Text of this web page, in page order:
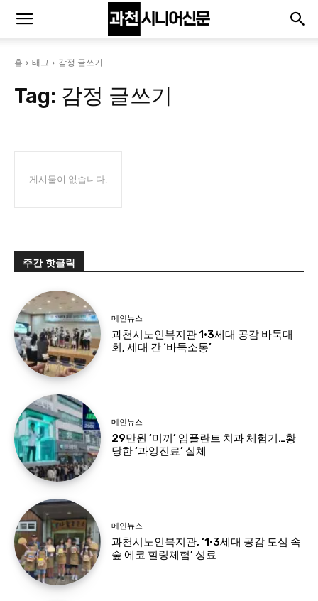
홈 태그 감정 글쓰기
Tag: 감정 글쓰기
게시물이 없습니다.
주간 핫클릭
메인뉴스
과천시노인복지관 1·3세대 공감 바둑대
회, 세대 간 ‘바둑소통’
메인뉴스
29만원 ‘미끼’ 임플란트 치과 체험기…황
당한 ‘과잉진료’ 실체
메인뉴스
과천시노인복지관, ‘1·3세대 공감 도심 속
숲 에코 힐링체험’ 성료